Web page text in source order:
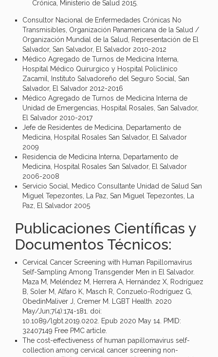
Crónica, Ministerio de Salud 2015.
Consultor Nacional de Enfermedades Crónicas No
Transmisibles, Organización Panamericana de la Salud /
Organización Mundial de la Salud, Representación de El
Salvador, San Salvador, El Salvador 2010-2012
Médico Agregado de Turnos de Medicina Interna,
Hospital Médico Quirurgico y Hospital Policlínico
Zacamil, Instituto Salvadoreño del Seguro Social, San
Salvador, El Salvador 2012-2016
Médico Agregado de Turnos de Medicina Interna de
Unidad de Emergencias, Hospital Rosales, San Salvador,
El Salvador 2010-2017
Jefe de Residentes de Medicina, Departamento de
Medicina, Hospital Rosales San Salvador, El Salvador
2009
Residencia de Medicina Interna, Departamento de
Medicina, Hospital Rosales San Salvador, El Salvador
2006-2008
Servicio Social, Medico Consultante Unidad de Salud San
Miguel Tepezontes, La Paz, San Miguel Tepezontes, La
Paz, El Salvador 2005
Publicaciones Científicas y
Documentos Técnicos:
Cervical Cancer Screening with Human Papillomavirus
Self-Sampling Among Transgender Men in El Salvador.
Maza M, Meléndez M, Herrera A, Hernández X, Rodríguez
B, Soler M, Alfaro K, Masch R, Conzuelo-Rodríguez G,
ObedinMaliver J, Cremer M. LGBT Health. 2020
May/Jun;7(4):174-181. doi:
10.1089/lgbt.2019.0202. Epub 2020 May 14. PMID:
32407149 Free PMC article.
The cost-effectiveness of human papillomavirus self-
collection among cervical cancer screening non-